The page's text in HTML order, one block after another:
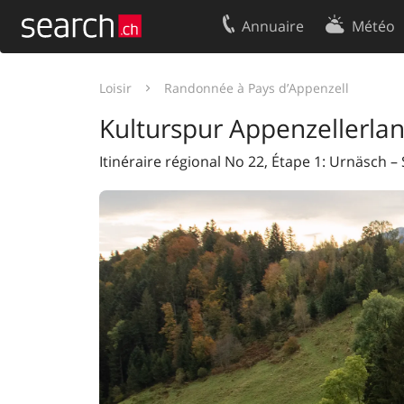
Annuaire Météo
Loisir Randonnée à Pays d’Appenzell
Kulturspur
Itinéraire régional No 22, Étape 1: Urnäsch –
Votre inscription
Mentions Légales
Contact
Conditions
Protection